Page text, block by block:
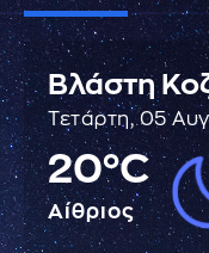
Βλάστη
Τετάρτη, 05
20°C
Αίθριος